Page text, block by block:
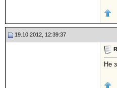
19.10.2012, 12:39:37
Не